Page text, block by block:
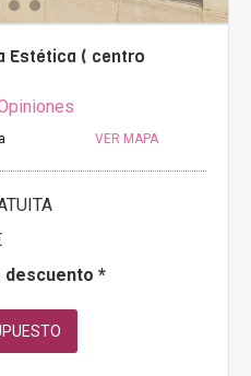
Estética ( centro
VER MAPA
descuento *